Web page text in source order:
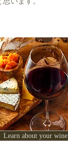
Learn about your wine